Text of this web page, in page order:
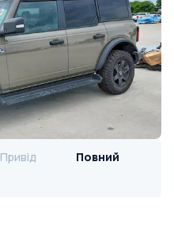
Привід
Повний